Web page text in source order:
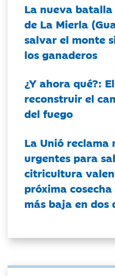
La nueva
de La Mierla
salvar el monte
los ganaderos
¿Y ahora qué?:
reconstruir el
del fuego
La Unió reclama
urgentes para
citricultura
próxima
más baja en dos